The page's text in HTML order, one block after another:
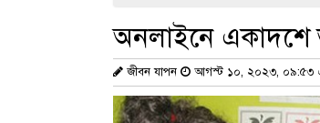
অনলাইনে একাদশে
জীবন যাপন আগস্ট ১০, ২০২৩, ০৯:৫৩